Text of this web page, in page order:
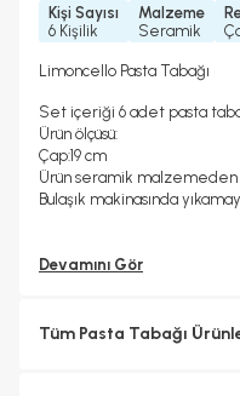
Kişi Sayısı
6 Kişilik
Malzeme
Seramik
Limoncello Pasta Tabağı
Set içeriği 6 adet pasta
Ürün ölçüsü:
Çap:19 cm
Ürün seramik
Bulaşık makinasında
Devamını Gör
Tüm Pasta Tabağı